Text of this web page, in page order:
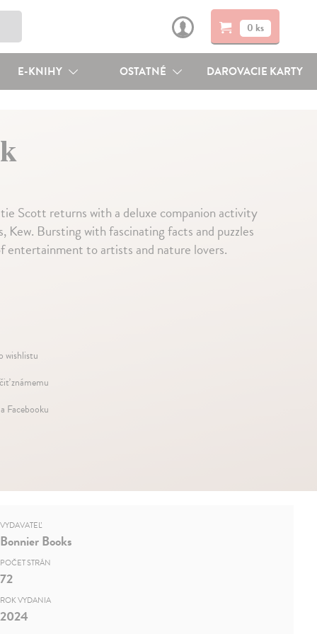
0 ks
E-KNIHY OSTATNÉ DAROVACIE KARTY
Scott returns with a deluxe companion activity
Bursting with fascinating facts and puzzles
entertainment to artists and nature lovers.
wishlistu
známemu
Facebooku
VYDAVATEĽ
Bonnier Books
POČET STRÁN
72
ROK VYDANIA
2024